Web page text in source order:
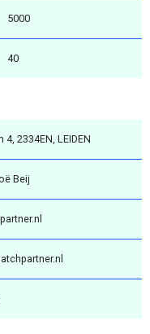
5000
40
4, 2334EN, LEIDEN
Beij